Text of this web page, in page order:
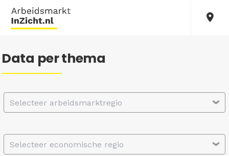
Data per thema
Selecteer arbeidsmarktregio
Selecteer economische regio